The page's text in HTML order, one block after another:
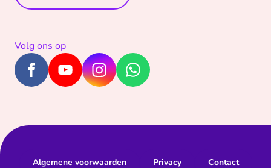
Volg ons op
Algemene voorwaarden Privacy Contact